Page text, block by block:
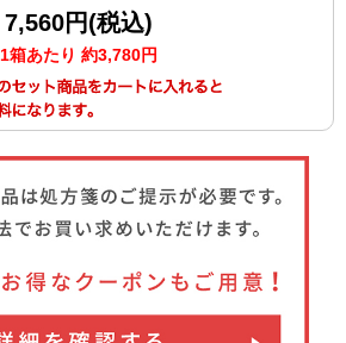
7,560円(税込)
1箱あたり 約3,780円